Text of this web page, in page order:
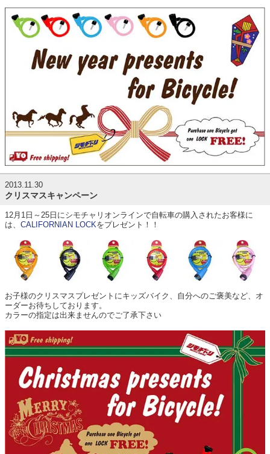
2013.11.30
クリスマスキャンペーン
12月1日～25日にシモチャリオンラインで自転車の購入されたお客様に
は、 CALIFORNIAN LOCKをプレゼント！！
お子様のクリスマスプレゼントにキッズバイク、自分へのご褒美など、オ
ーダーお待ちしております。
カラーの指定は出来ませんのでご了承下さい